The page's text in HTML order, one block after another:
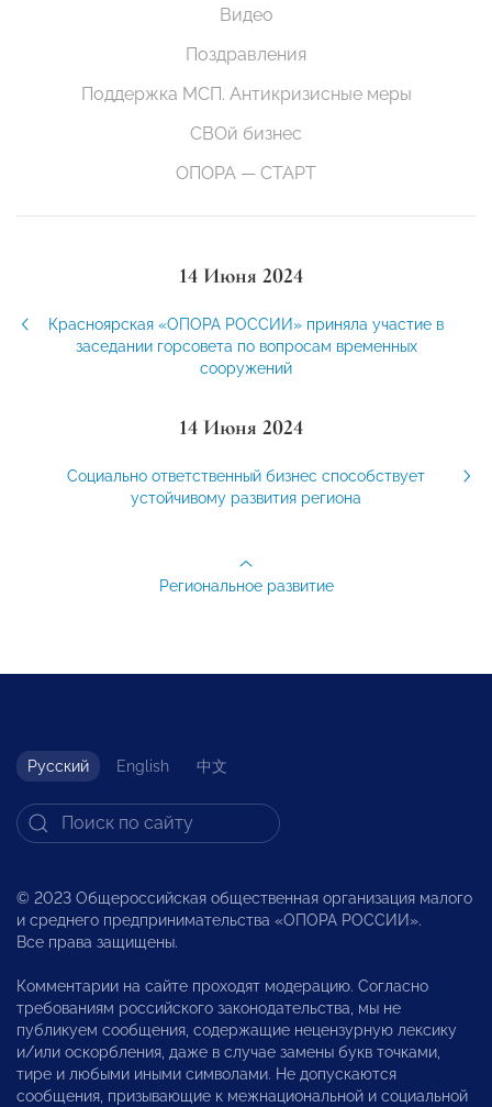
Видео
Поздравления
Поддержка МСП. Антикризисные меры
СВОй бизнес
ОПОРА — СТАРТ
14 Июня 2024
Красноярская «ОПОРА РОССИИ» приняла участие в
заседании горсовета по вопросам временных
сооружений
14 Июня 2024
Социально ответственный бизнес способствует
устойчивому развития региона
Региональное развитие
Русский English 中文
© 2023 Общероссийская общественная организация малого
и среднего предпринимательства «ОПОРА РОССИИ».
Все права защищены.
Комментарии на сайте проходят модерацию. Согласно
требованиям российского законодательства, мы не
публикуем сообщения, содержащие нецензурную лексику
и/или оскорбления, даже в случае замены букв точками,
тире и любыми иными символами. Не допускаются
сообщения, призывающие к межнациональной и социальной